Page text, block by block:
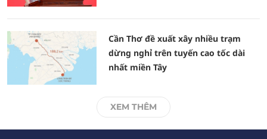
Cần Thơ đề xuất xây nhiều trạm
dừng nghỉ trên tuyến cao tốc dài
nhất miền Tây
XEM THÊM